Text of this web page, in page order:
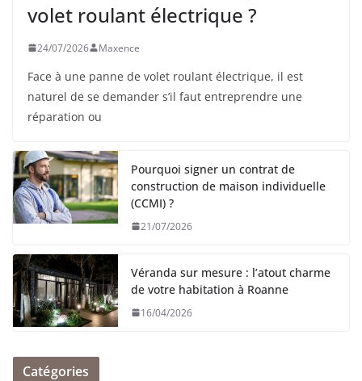
volet roulant électrique ?
24/07/2026 Maxence
Face à une panne de volet roulant électrique, il est
naturel de se demander s’il faut entreprendre une
réparation ou
Pourquoi signer un contrat de
construction de maison individuelle
(CCMI) ?
21/07/2026
Véranda sur mesure : l’atout charme
de votre habitation à Roanne
16/04/2026
Catégories